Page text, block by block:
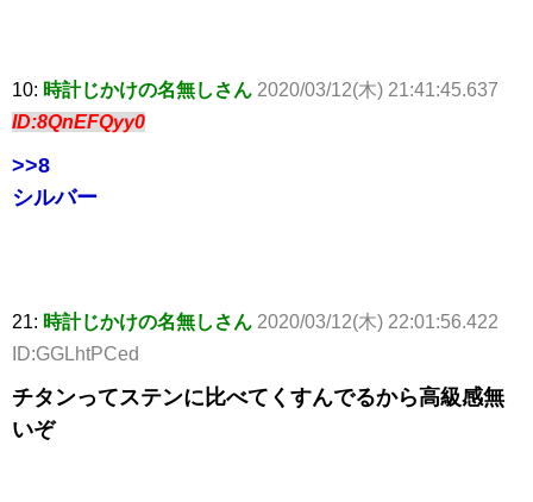
10: 時計じかけの名無しさん 2020/03/12(木) 21:41:45.637
ID:8QnEFQyy0
>>8
シルバー
21: 時計じかけの名無しさん 2020/03/12(木) 22:01:56.422
ID:GGLhtPCed
チタンってステンに比べてくすんでるから高級感無
いぞ